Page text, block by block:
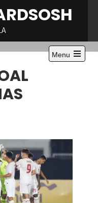
Menu
Open